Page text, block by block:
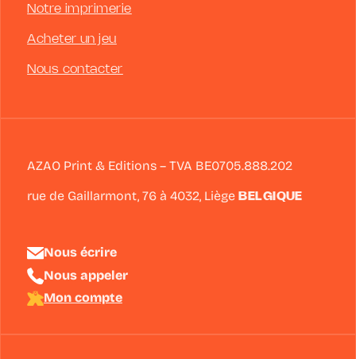
Notre imprimerie
Acheter un jeu
Nous contacter
AZAO Print & Editions – TVA BE0705.888.202
rue de Gaillarmont, 76 à 4032, Liège BELGIQUE
Nous écrire
Nous appeler
Mon compte